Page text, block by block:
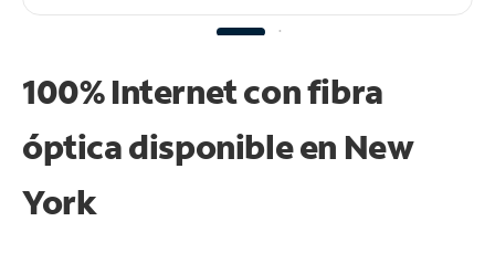
100% Internet con fibra
óptica disponible en New
York